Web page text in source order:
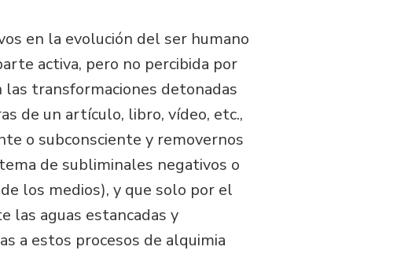
en la evolución del ser humano
activa, pero no percibida por
las transformaciones detonadas
de un artículo, libro, vídeo, etc.,
o subconsciente y removernos
de subliminales negativos o
los medios), y que solo por el
las aguas estancadas y
a estos procesos de alquimia